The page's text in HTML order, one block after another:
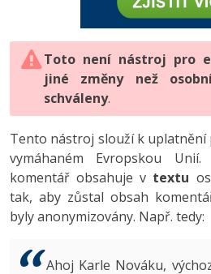
HTML5, CSS3,
SQL a databáze
Testování a verzování
UML a návrhové vzory
React
Spring
ASP.NET MVC
PHP
JavaScript
Python
HTML / CSS
UML a návrhové vzory
MySQL/MariaDB
MS-SQL
Vývojář mobilních
C# Game developer
Tester
Systémový administrátor
-80%
JavaScript -80%
PHP -80%
Swift -80%
Kotlin -80%
Digitální gramotnost
Marketing
WordPress
SEO
UX
Business
Photoshop -80%
Adobe Illustrator -80%
Adobe Lightroom
Adobe XD
Adobe InDesign -25%
Adobe After Effects
Toto není nástroj pro
jiné změny než
schváleny.
Tento nástroj slouží k uplatnění
vymáhaném Evropskou
komentář obsahuje v textu
tak, aby zůstal obsah
byly anonymizovány. Např. tedy:
Ahoj Karle Nováku,